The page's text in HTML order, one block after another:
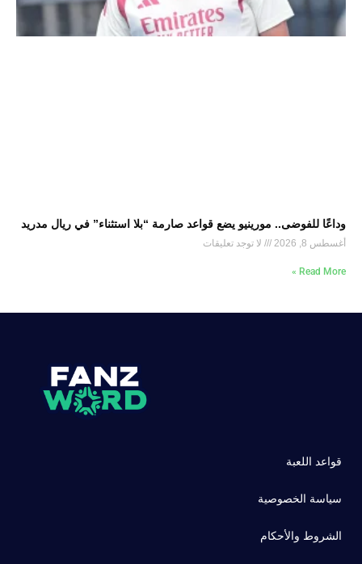
وداعًا للفوضى.. مورينيو يضع قواعد صارمة “بلا استثناء” في ريال مدريد
أغسطس 8, 2026 لا توجد تعليقات
Read More »
قواعد اللعبة
سياسة الخصوصية
الشروط والأحكام